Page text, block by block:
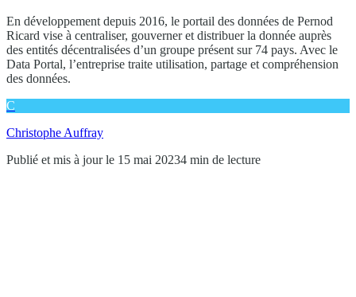
En développement depuis 2016, le portail des données de Pernod
Ricard vise à centraliser, gouverner et distribuer la donnée auprès
des entités décentralisées d’un groupe présent sur 74 pays. Avec le
Data Portal, l’entreprise traite utilisation, partage et compréhension
des données.
C
Christophe Auffray
Publié et mis à jour le 15 mai 20234 min de lecture